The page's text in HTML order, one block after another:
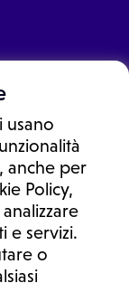
usano
anche per
Policy,
e servizi.
o
consulto medico.
un consulto, una
considerare
la formulazione di
o l'assunzione o
un medico di